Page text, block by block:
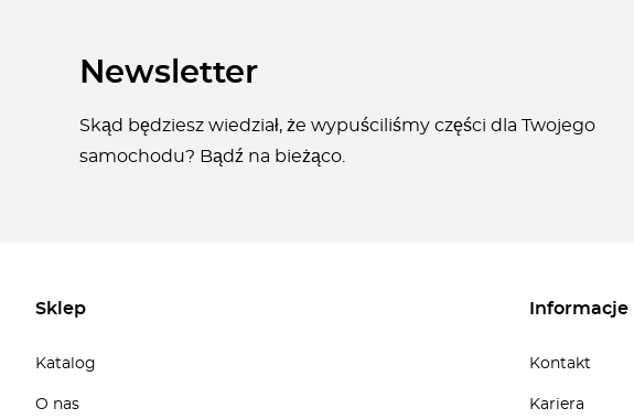
Newsletter
Skąd będziesz wiedział, że wypuściliśmy części dla Twojego
samochodu? Bądź na bieżąco.
Sklep
Katalog
O nas
Informacje
Kontakt
Kariera